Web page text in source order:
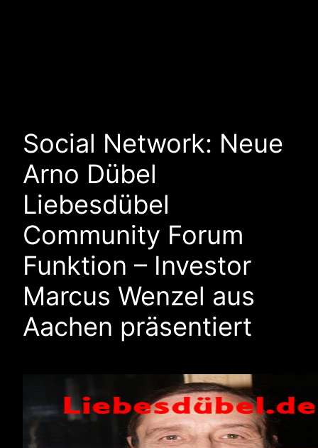
Social Network: Neue
Arno Dübel
Liebesdübel
Community Forum
Funktion – Investor
Marcus Wenzel aus
Aachen präsentiert